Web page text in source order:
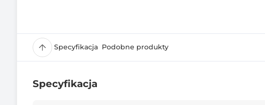
Specyfikacja Podobne produkty
Specyfikacja